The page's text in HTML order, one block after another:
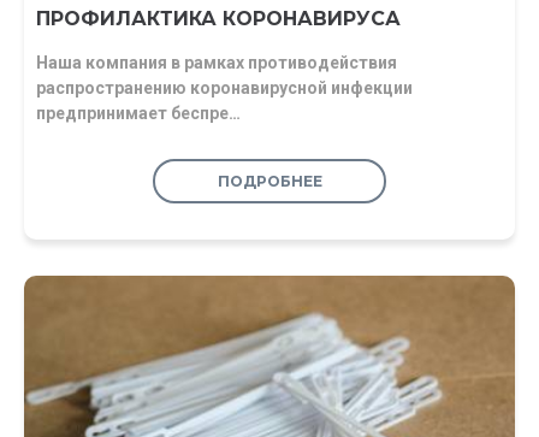
ПРОФИЛАКТИКА КОРОНАВИРУСА
Наша компания в рамках противодействия
распространению коронавирусной инфекции
предпринимает беспре…
ПОДРОБНЕЕ